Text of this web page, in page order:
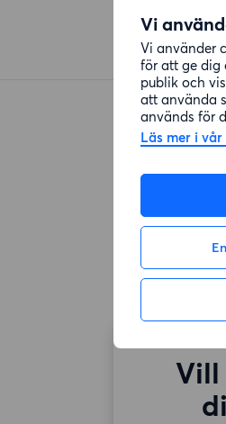
Vi
Vi använder
för att ge dig
publik och
att använda
används för
Läs mer i
Vill